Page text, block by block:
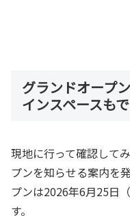
グランドオープ
インスペースも
現地に行って確認して
プンを知らせる案内を
プンは2026年6月25日
す。